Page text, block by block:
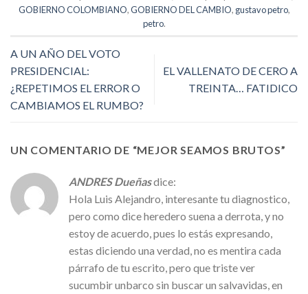
GOBIERNO COLOMBIANO,GOBIERNO DEL CAMBIO, gustavo petro,
petro.
A UN AÑO DEL VOTO
PRESIDENCIAL:
¿REPETIMOS EL ERROR O
CAMBIAMOS EL RUMBO?
EL VALLENATO DE CERO A
TREINTA… FATIDICO
UN COMENTARIO DE “MEJOR SEAMOS BRUTOS”
ANDRES Dueñasdice:
Hola Luis Alejandro, interesante tu diagnostico,
pero como dice heredero suena a derrota, y no
estoy de acuerdo, pues lo estás expresando,
estas diciendo una verdad, no es mentira cada
párrafo de tu escrito, pero que triste ver
sucumbir unbarco sin buscar un salvavidas, en